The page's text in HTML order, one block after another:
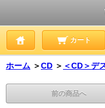
カート
ホーム ＞CD ＞ ＜CD＞デ
前の商品へ